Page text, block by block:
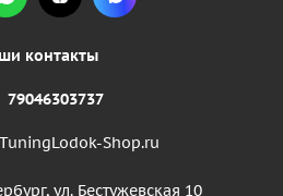
контакты
79046303737
Shop.ru
ул. Бестужевская 10